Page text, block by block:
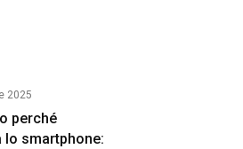
2025
perché
lo smartphone: